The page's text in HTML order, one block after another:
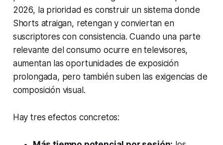
2026, la prioridad es construir un sistema donde
Shorts atraigan, retengan y conviertan en
suscriptores con consistencia. Cuando una parte
relevante del consumo ocurre en televisores,
aumentan las oportunidades de exposición
prolongada, pero también suben las exigencias de
composición visual.
Hay tres efectos concretos: